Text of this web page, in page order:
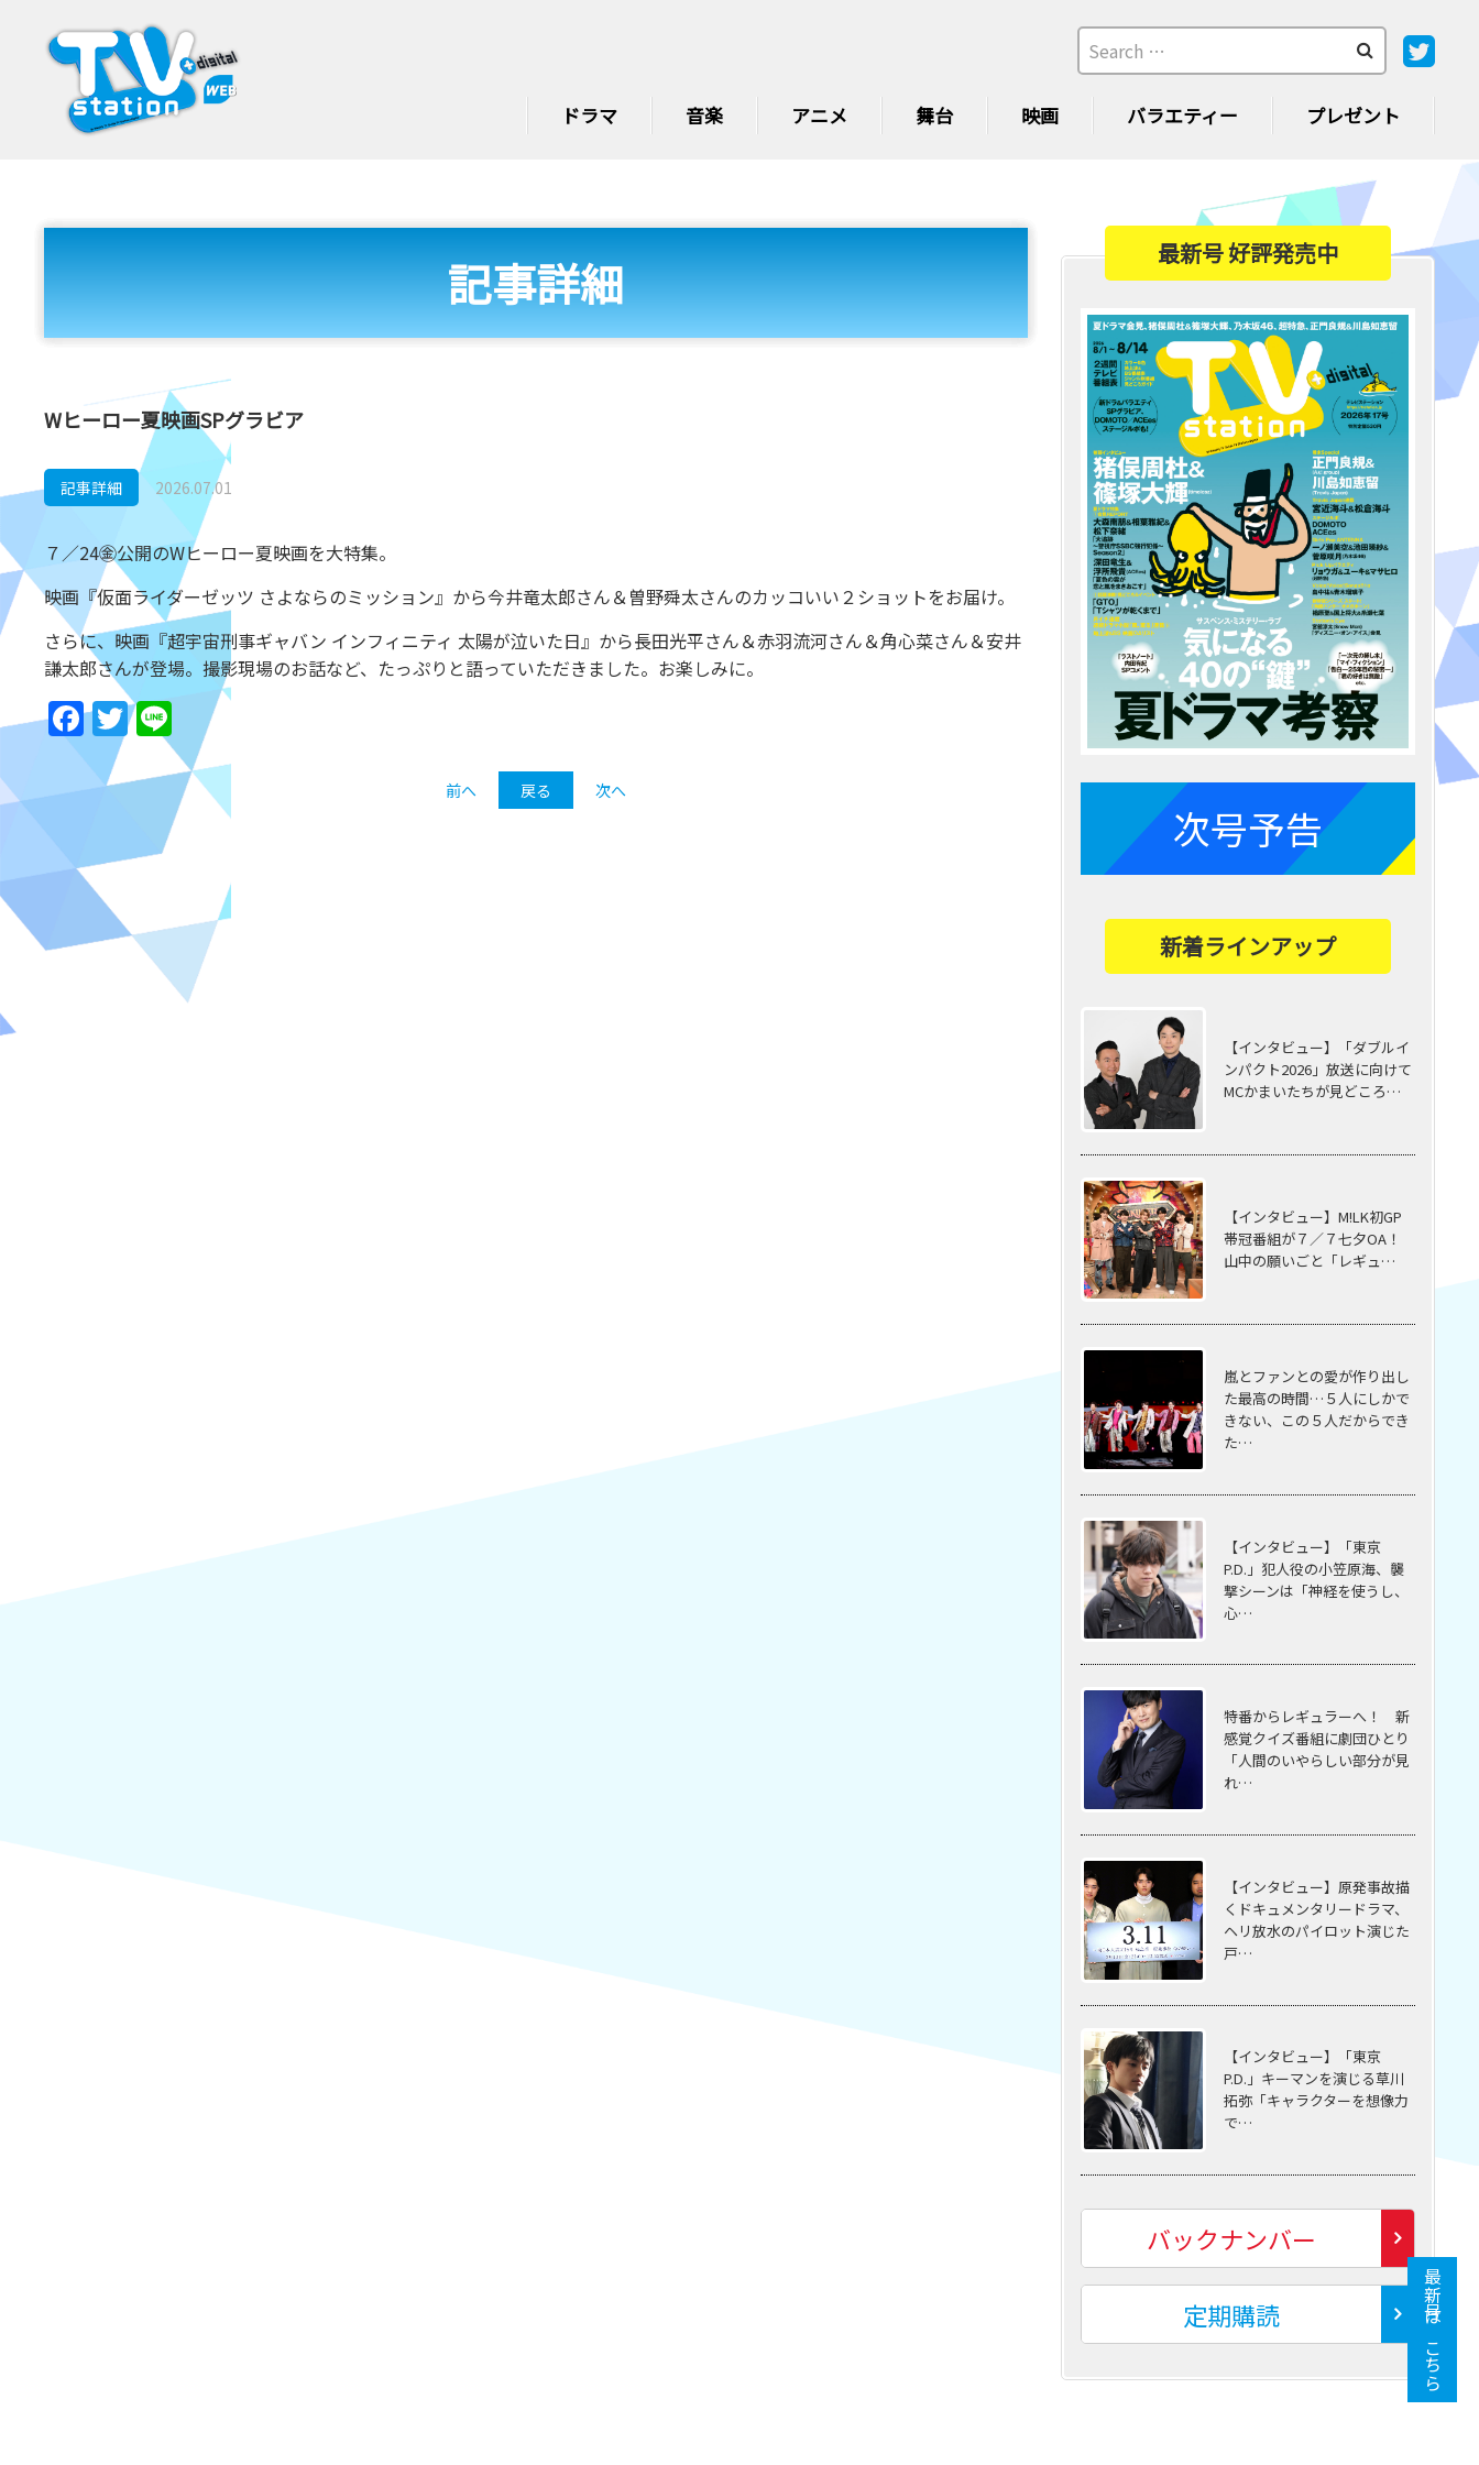
ドラマ 音楽 アニメ 舞台 映画 バラエティー プレゼント
記事詳細
Wヒーロー夏映画SPグラビア
記事詳細 2026.07.01
７／24㊎公開のWヒーロー夏映画を大特集。
映画『仮面ライダーゼッツ さよならのミッション』から今井竜太郎さん＆曽野舜太さんのカッコいい２ショットをお届け。
さらに、映画『超宇宙刑事ギャバン インフィニティ 太陽が泣いた日』から長田光平さん＆赤羽流河さん＆角心菜さん＆安井
謙太郎さんが登場。撮影現場のお話など、たっぷりと語っていただきました。お楽しみに。
Facebook
Twitter
Line
前へ 戻る 次へ
最新号 好評発売中
次号予告
新着ラインアップ
【インタビュー】「ダブルイ
ンパクト2026」放送に向けて
MCかまいたちが見どころ…
【インタビュー】M!LK初GP
帯冠番組が７／７七夕OA！
山中の願いごと「レギュ…
嵐とファンとの愛が作り出し
た最高の時間…５⼈にしかで
きない、この５⼈だからでき
た…
【インタビュー】「東京
P.D.」犯人役の小笠原海、襲
撃シーンは「神経を使うし、
心…
特番からレギュラーへ！ 新
感覚クイズ番組に劇団ひとり
「人間のいやらしい部分が見
れ…
【インタビュー】原発事故描
くドキュメンタリードラマ、
ヘリ放水のパイロット演じた
戸…
【インタビュー】「東京
P.D.」キーマンを演じる草川
拓弥「キャラクターを想像力
で…
バックナンバー
定期購読 最新号はこちら